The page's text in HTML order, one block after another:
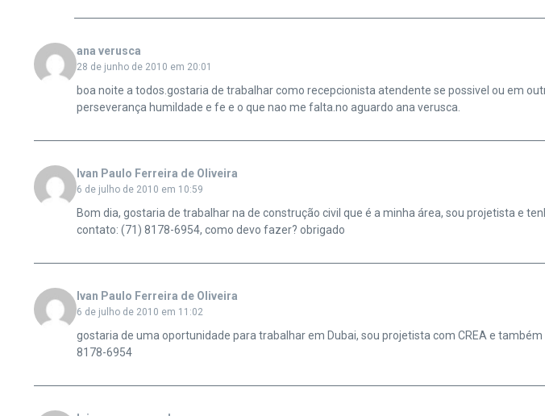
ana verusca
28 de junho de 2010 em 20:01
boa noite a todos.gostaria de trabalhar como recepcionista atendente se possivel ou em
perseverança humildade e fe e o que nao me falta.no aguardo ana verusca.
Ivan Paulo Ferreira de Oliveira
6 de julho de 2010 em 10:59
Bom dia, gostaria de trabalhar na de construção civil que é a minha área, sou projetista e
contato: (71) 8178-6954, como devo fazer? obrigado
Ivan Paulo Ferreira de Oliveira
6 de julho de 2010 em 11:02
gostaria de uma oportunidade para trabalhar em Dubai, sou projetista com CREA e
8178-6954